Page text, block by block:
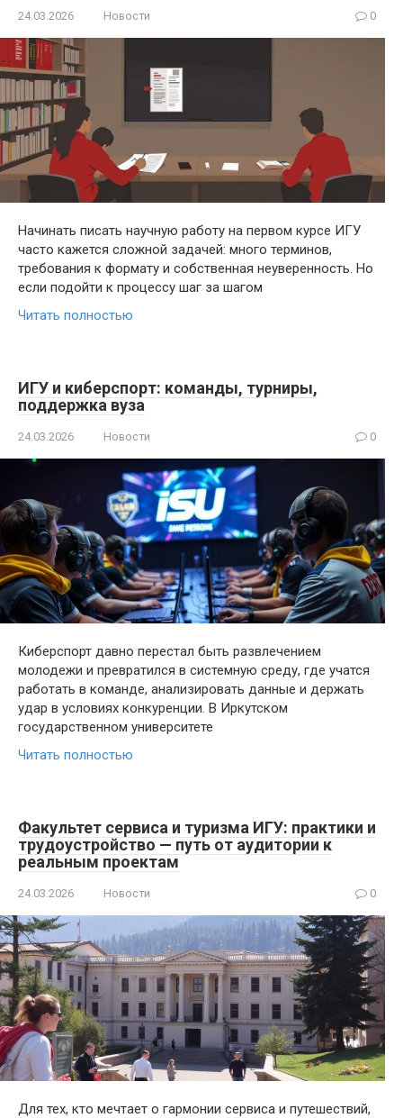
24.03.2026 Новости 0
Начинать писать научную работу на первом курсе ИГУ
часто кажется сложной задачей: много терминов,
требования к формату и собственная неуверенность. Но
если подойти к процессу шаг за шагом
Читать полностью
ИГУ и киберспорт: команды, турниры,
поддержка вуза
24.03.2026 Новости 0
Киберспорт давно перестал быть развлечением
молодежи и превратился в системную среду, где учатся
работать в команде, анализировать данные и держать
удар в условиях конкуренции. В Иркутском
государственном университете
Читать полностью
Факультет сервиса и туризма ИГУ: практики и
трудоустройство — путь от аудитории к
реальным проектам
24.03.2026 Новости 0
Для тех, кто мечтает о гармонии сервиса и путешествий,